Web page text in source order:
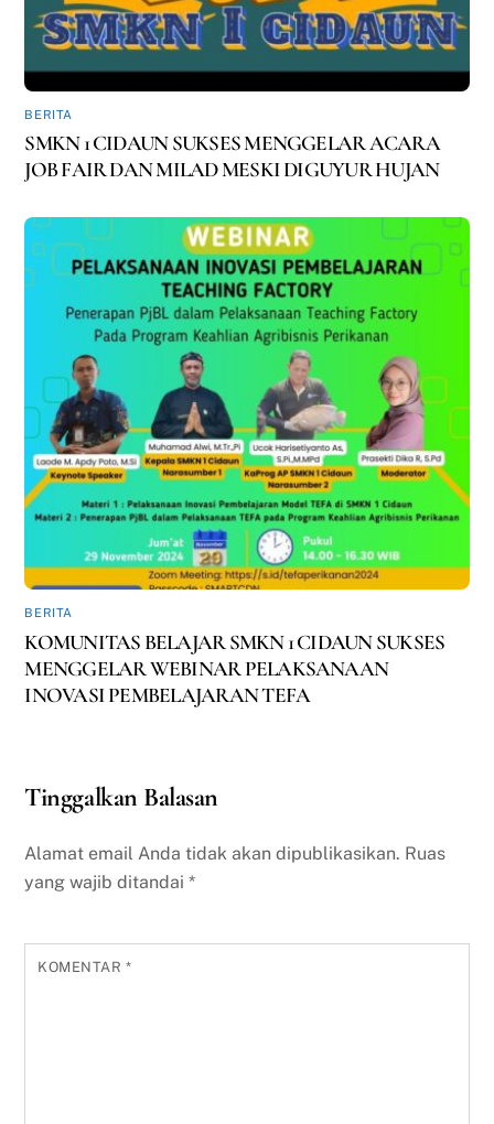
BERITA
SMKN 1 CIDAUN SUKSES MENGGELAR ACARA
JOB FAIR DAN MILAD MESKI DIGUYUR HUJAN
BERITA
KOMUNITAS BELAJAR SMKN 1 CIDAUN SUKSES
MENGGELAR WEBINAR PELAKSANAAN
INOVASI PEMBELAJARAN TEFA
Tinggalkan Balasan
Alamat email Anda tidak akan dipublikasikan. Ruas
yang wajib ditandai*
KOMENTAR*